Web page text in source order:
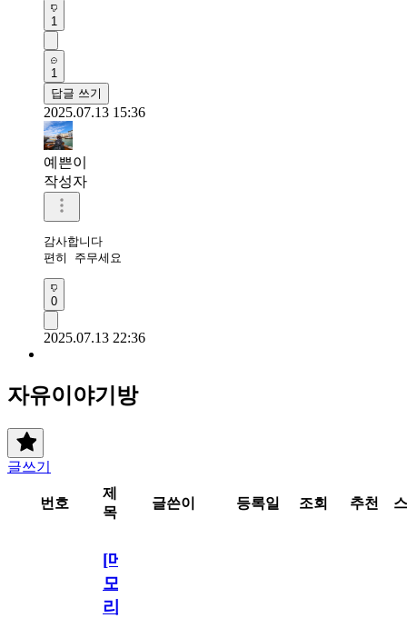
1
1
답글 쓰기
2025.07.13 15:36
예쁜이
작성자
감사합니다
편히 주무세요
0
2025.07.13 22:36
자유이야기방
글쓰기
번호
제
목
글쓴이 등록일 조회 추천
[메
모
리